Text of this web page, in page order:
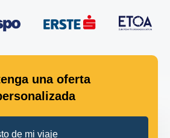
una oferta
de mi viaje